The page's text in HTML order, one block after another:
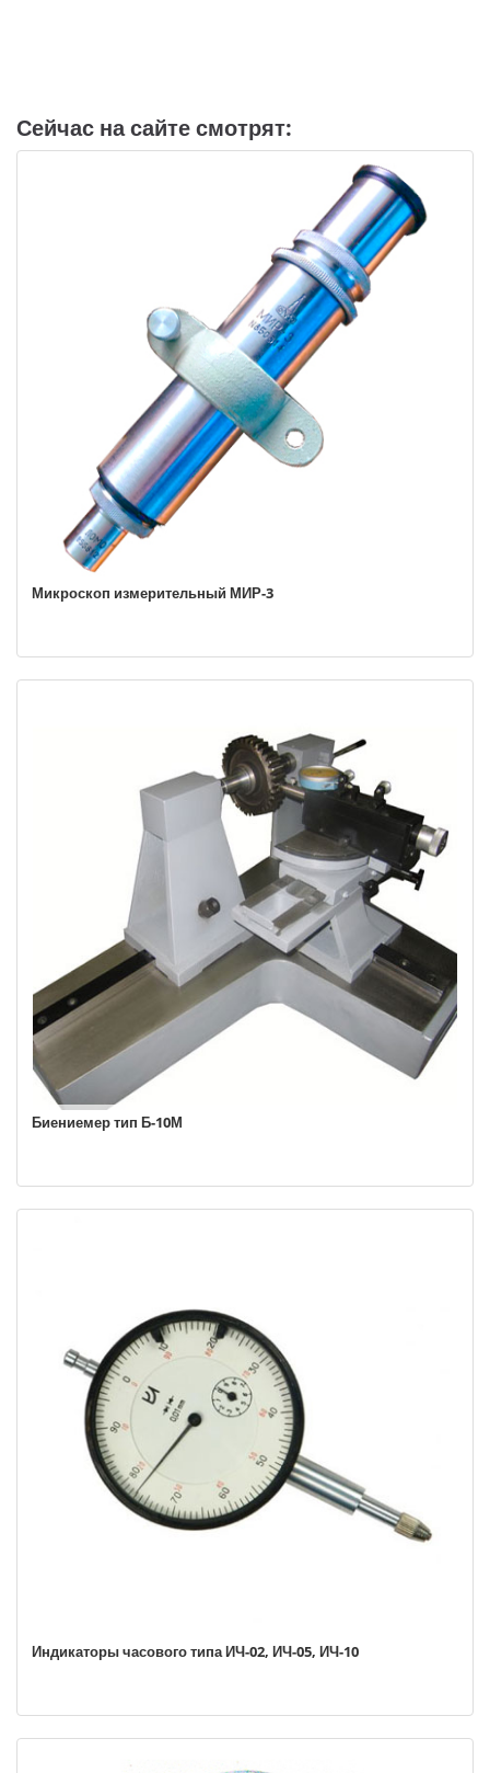
Сейчас на сайте смотрят:
Микроскоп измерительный МИР-3
Биениемер тип Б-10М
Индикаторы часового типа ИЧ-02, ИЧ-05, ИЧ-10